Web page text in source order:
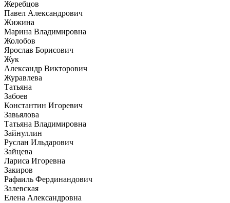
Жеребцов
Павел Александрович
Жижина
Марина Владимировна
Жолобов
Ярослав Борисович
Жук
Александр Викторович
Журавлева
Татьяна
Забоев
Константин Игоревич
Завьялова
Татьяна Владимировна
Зайнуллин
Руслан Ильдарович
Зайцева
Лариса Игоревна
Закиров
Рафаиль Фердинандович
Залевская
Елена Александровна